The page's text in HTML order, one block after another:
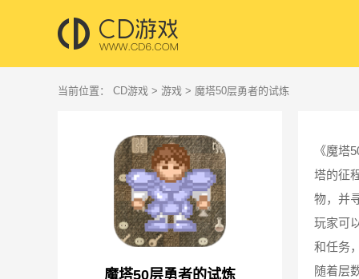
当前位置： CD游戏 > 游戏 > 魔塔50层勇者的试炼
魔塔50层勇者的试炼
《魔
塔的征
物，并
玩家可
和任务
随着层